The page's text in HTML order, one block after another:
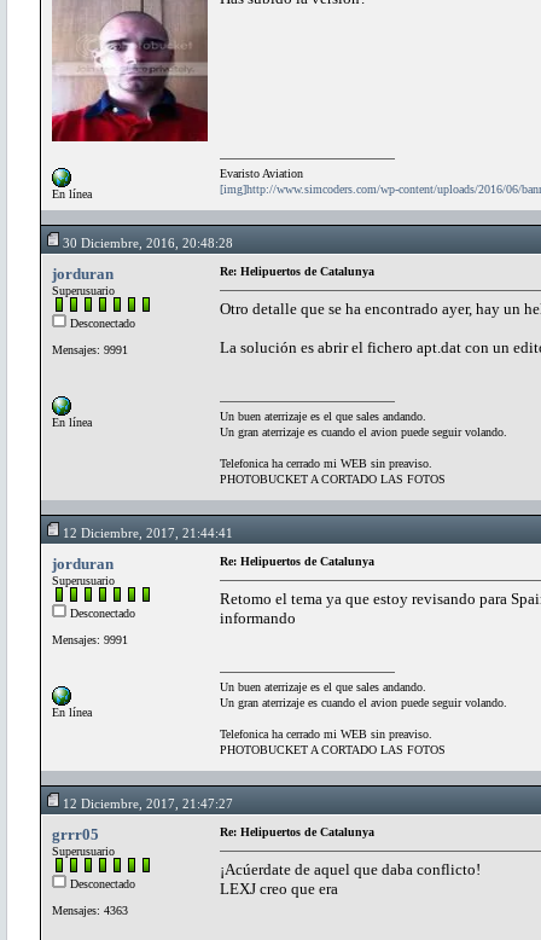
En línea
Evaristo Aviation
[img]http://www.simcoders.com/wp-content/uploads/2016/06/
30 Diciembre, 2016, 20:48:28
jorduran
Superusuario
Desconectado
Mensajes: 9991
En línea
Re: Helipuertos de Catalunya
Otro detalle que se ha encontrado ayer, hay
La solución es abrir el fichero apt.dat con un
Un buen aterrizaje es el que sales andando.
Un gran aterrizaje es cuando el avion puede seguir volando.
Telefonica ha cerrado mi WEB sin preaviso.
PHOTOBUCKET A CORTADO LAS FOTOS
12 Diciembre, 2017, 21:44:41
jorduran
Superusuario
Desconectado
Mensajes: 9991
En línea
Re: Helipuertos de Catalunya
Retomo el tema ya que estoy revisando para
informando
Un buen aterrizaje es el que sales andando.
Un gran aterrizaje es cuando el avion puede seguir volando.
Telefonica ha cerrado mi WEB sin preaviso.
PHOTOBUCKET A CORTADO LAS FOTOS
12 Diciembre, 2017, 21:47:27
grrr05
Superusuario
Desconectado
Mensajes: 4363
Re: Helipuertos de Catalunya
¡Acúerdate de aquel que daba conflicto!
LEXJ creo que era